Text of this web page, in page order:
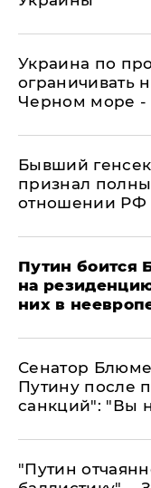
Украина по
ограничивать
Черном море -
Бывший
признал
отношении РФ
Путин боится
на
них в
Сенатор
Путину после
санкций": "Вы
"Путин